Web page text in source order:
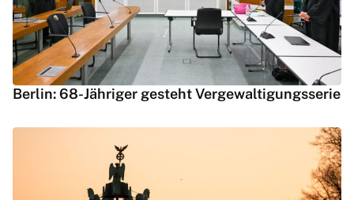
Berlin: 68-Jähriger gesteht Vergewaltigungsserie